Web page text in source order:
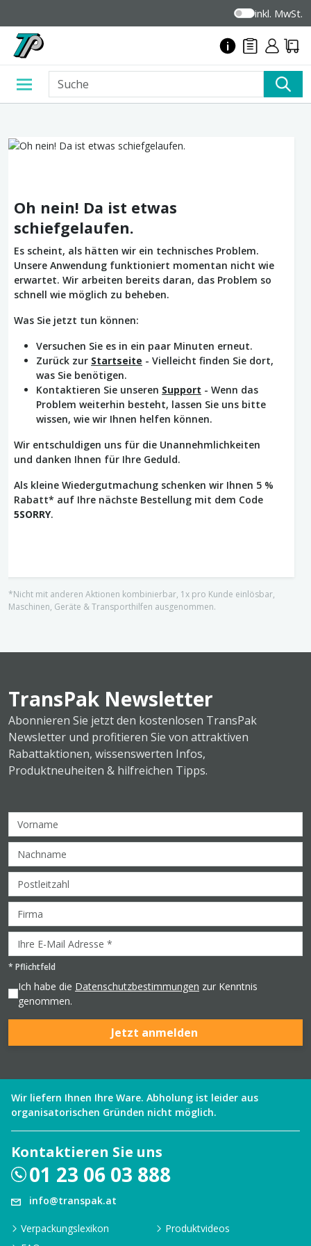
inkl. MwSt.
Oh nein! Da ist etwas
schiefgelaufen.
Es scheint, als hätten wir ein technisches Problem.
Unsere Anwendung funktioniert momentan nicht wie
erwartet. Wir arbeiten bereits daran, das Problem so
schnell wie möglich zu beheben.
Was Sie jetzt tun können:
Versuchen Sie es in ein paar Minuten erneut.
Zurück zur Startseite - Vielleicht finden Sie dort,
was Sie benötigen.
Kontaktieren Sie unseren Support - Wenn das
Problem weiterhin besteht, lassen Sie uns bitte
wissen, wie wir Ihnen helfen können.
Wir entschuldigen uns für die Unannehmlichkeiten
und danken Ihnen für Ihre Geduld.
Als kleine Wiedergutmachung schenken wir Ihnen 5 %
Rabatt* auf Ihre nächste Bestellung mit dem Code
5SORRY.
*Nicht mit anderen Aktionen kombinierbar, 1x pro Kunde einlösbar,
Maschinen, Geräte & Transporthilfen ausgenommen.
TransPak Newsletter
Abonnieren Sie jetzt den kostenlosen TransPak
Newsletter und profitieren Sie von attraktiven
Rabattaktionen, wissenswerten Infos,
Produktneuheiten & hilfreichen Tipps.
* Pflichtfeld
Ich habe die Datenschutzbestimmungen zur Kenntnis
genommen.
Jetzt anmelden
Wir liefern Ihnen Ihre Ware. Abholung ist leider aus
organisatorischen Gründen nicht möglich.
Kontaktieren Sie uns
01 23 06 03 888
info@transpak.at
Verpackungslexikon
Produktvideos